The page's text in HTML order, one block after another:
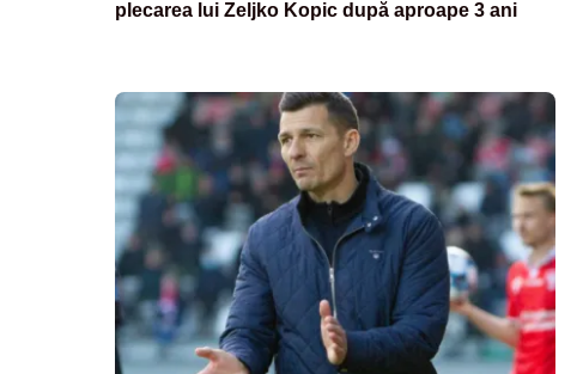
plecarea lui Zeljko Kopic după aproape 3 ani